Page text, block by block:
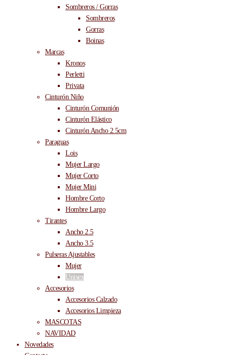
Sombreros / Gorras
Sombreros
Gorras
Boinas
Marcas
Kronos
Perletti
Privata
Cinturón Niño
Cinturón Comunión
Cinturón Elástico
Cinturón Ancho 2.5cm
Paraguas
Lois
Mujer Largo
Mujer Corto
Mujer Mini
Hombre Corto
Hombre Largo
Tirantes
Ancho 2.5
Ancho 3.5
Pulseras Ajustables
Mujer
Unisex
Accesorios
Accesorios Calzado
Accesorios Limpieza
MASCOTAS
NAVIDAD
Novedades